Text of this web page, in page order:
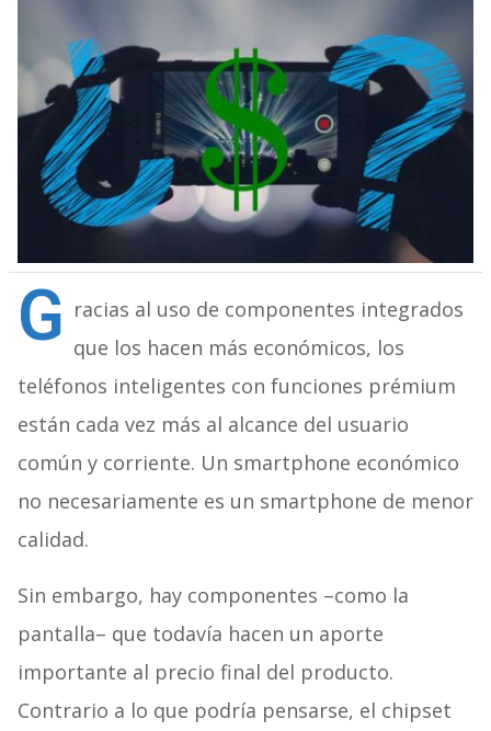
G racias al uso de componentes integrados
que los hacen más económicos, los
teléfonos inteligentes con funciones prémium
están cada vez más al alcance del usuario
común y corriente. Un smartphone económico
no necesariamente es un smartphone de menor
calidad.
Sin embargo, hay componentes –como la
pantalla– que todavía hacen un aporte
importante al precio final del producto.
Contrario a lo que podría pensarse, el chipset